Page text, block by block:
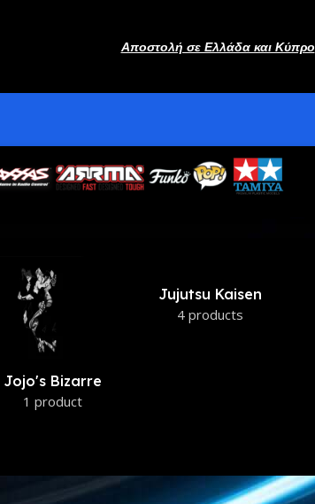
Αποστολή σε Ελλάδα και Κύπρο
Naruto
16 products